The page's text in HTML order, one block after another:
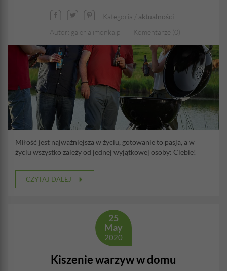
Kategoria / aktualności
Autor: galerialimonka.pl
Komentarze (0)
Miłość jest najważniejsza w życiu, gotowanie to pasja, a w
życiu wszystko zależy od jednej wyjątkowej osoby: Ciebie!
CZYTAJ DALEJ
25
May
2020
Kiszenie warzyw w domu